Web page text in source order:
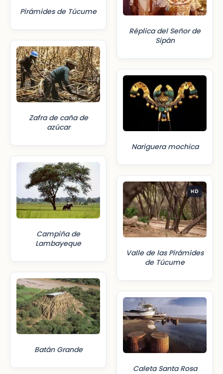
Pirámides de Túcume
Zafra de caña de
azúcar
Campiña de
Lambayeque
Batán Grande
Réplica del Señor de
Sipán
Nariguera mochica
HD
Valle de las Pirámides
de Túcume
Caleta Santa Rosa